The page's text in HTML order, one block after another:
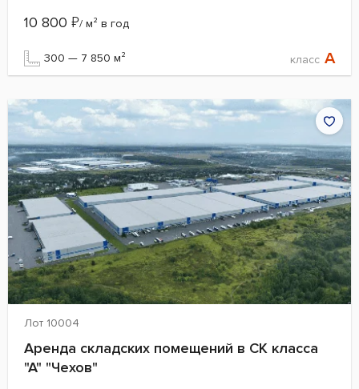
10 800 ₽/ м² в год
300 — 7 850 м² класс A
Лот 10004
Аренда складских помещений в СК класса
"А" "Чехов"